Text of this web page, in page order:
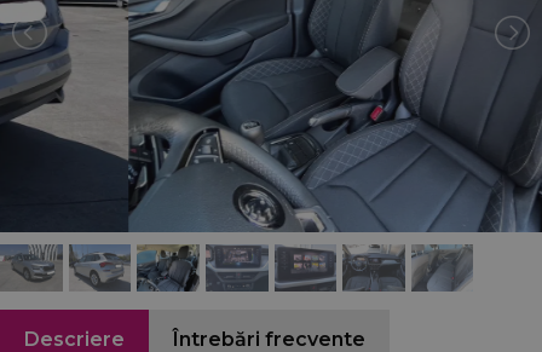
Descriere Întrebări frecvente